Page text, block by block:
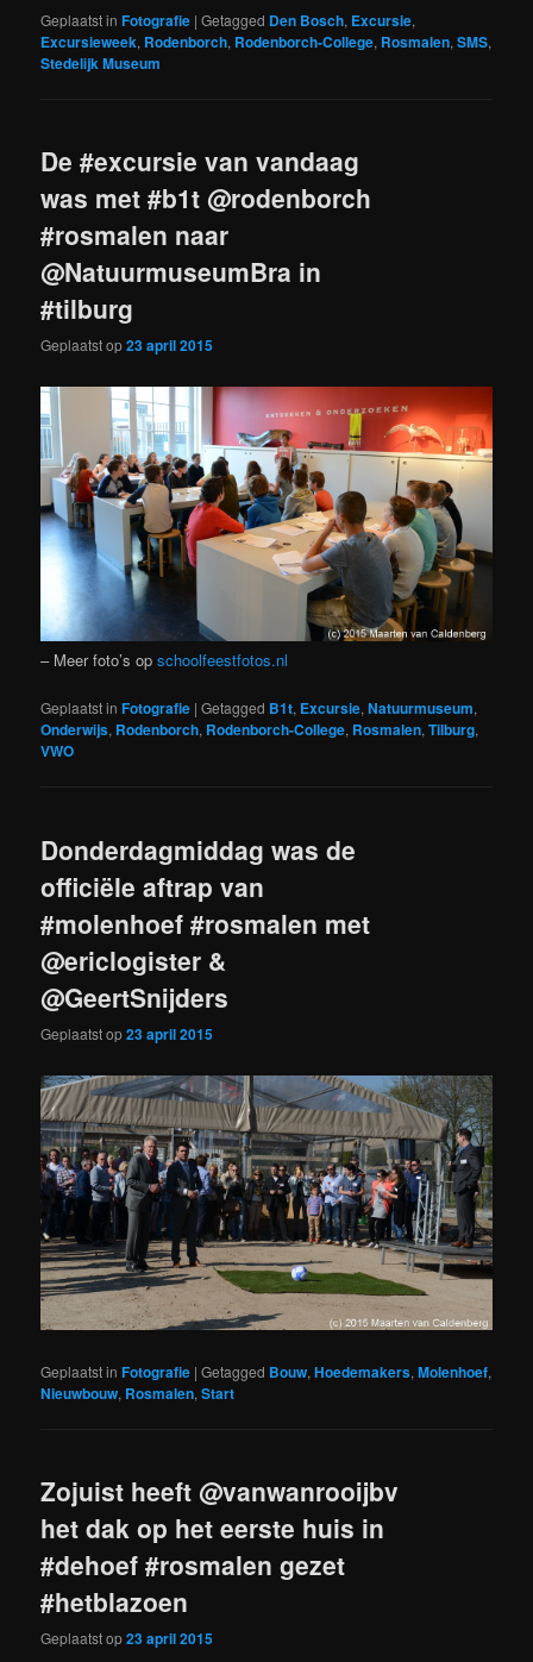
Geplaatst in Fotografie |Getagged Den Bosch, Excursie,
Excursieweek, Rodenborch, Rodenborch-College, Rosmalen,SMS,
Stedelijk Museum
De #excursie van vandaag
was met #b1t @rodenborch
#rosmalen naar
@NatuurmuseumBra in
#tilburg
Geplaatst op23 april 2015
– Meer foto’s opschoolfeestfotos.nl
Geplaatst in Fotografie |Getagged B1t, Excursie,Natuurmuseum,
Onderwijs, Rodenborch, Rodenborch-College, Rosmalen,Tilburg,
VWO
Donderdagmiddag was de
officiële aftrap van
#molenhoef #rosmalen met
@ericlogister &
@GeertSnijders
Geplaatst op23 april 2015
Geplaatst in Fotografie |Getagged Bouw,Hoedemakers,Molenhoef,
Nieuwbouw, Rosmalen,Start
Zojuist heeft @vanwanrooijbv
het dak op het eerste huis in
#dehoef #rosmalen gezet
#hetblazoen
Geplaatst op23 april 2015